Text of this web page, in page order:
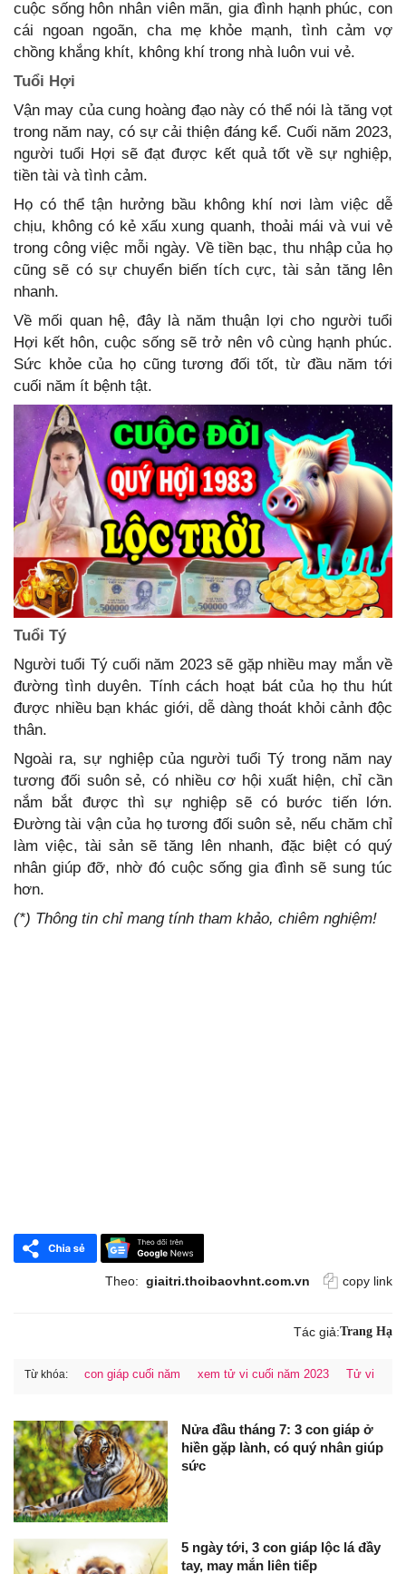
cuộc sống hôn nhân viên mãn, gia đình hạnh phúc, con
cái ngoan ngoãn, cha mẹ khỏe mạnh, tình cảm vợ
chồng khắng khít, không khí trong nhà luôn vui vẻ.
Tuổi Hợi
Vận may của cung hoàng đạo này có thể nói là tăng vọt
trong năm nay, có sự cải thiện đáng kể. Cuối năm 2023,
người tuổi Hợi sẽ đạt được kết quả tốt về sự nghiệp,
tiền tài và tình cảm.
Họ có thể tận hưởng bầu không khí nơi làm việc dễ
chịu, không có kẻ xấu xung quanh, thoải mái và vui vẻ
trong công việc mỗi ngày. Về tiền bạc, thu nhập của họ
cũng sẽ có sự chuyển biến tích cực, tài sản tăng lên
nhanh.
Về mối quan hệ, đây là năm thuận lợi cho người tuổi
Hợi kết hôn, cuộc sống sẽ trở nên vô cùng hạnh phúc.
Sức khỏe của họ cũng tương đối tốt, từ đầu năm tới
cuối năm ít bệnh tật.
Tuổi Tý
Người tuổi Tý cuối năm 2023 sẽ gặp nhiều may mắn về
đường tình duyên. Tính cách hoạt bát của họ thu hút
được nhiều bạn khác giới, dễ dàng thoát khỏi cảnh độc
thân.
Ngoài ra, sự nghiệp của người tuổi Tý trong năm nay
tương đối suôn sẻ, có nhiều cơ hội xuất hiện, chỉ cần
nắm bắt được thì sự nghiệp sẽ có bước tiến lớn.
Đường tài vận của họ tương đối suôn sẻ, nếu chăm chỉ
làm việc, tài sản sẽ tăng lên nhanh, đặc biệt có quý
nhân giúp đỡ, nhờ đó cuộc sống gia đình sẽ sung túc
hơn.
(*) Thông tin chỉ mang tính tham khảo, chiêm nghiệm!
Theo: giaitri.thoibaovhnt.com.vn copy link
Tác giả:Trang Hạ
Từ khóa: con giáp cuối năm xem tử vi cuối năm 2023 Tử vi
Nửa đầu tháng 7: 3 con giáp ở
hiền gặp lành, có quý nhân giúp
sức
5 ngày tới, 3 con giáp lộc lá đầy
tay, may mắn liên tiếp